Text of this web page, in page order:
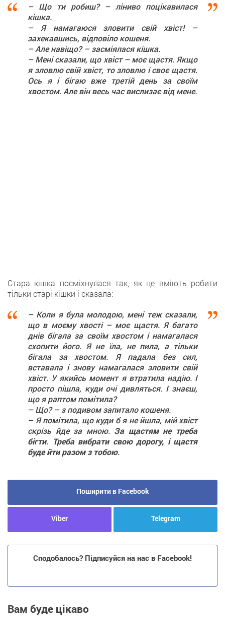
– Що ти робиш? – ліниво поцікавилася
кішка.
– Я намагаюся зловити свій хвіст! –
захекавшись, відповіло кошеня.
– Але навіщо? – засміялася кішка.
– Мені сказали, що хвіст – моє щастя. Якщо
я зловлю свій хвіст, то зловлю і своє щастя.
Ось я і бігаю вже третій день за своїм
хвостом. Але він весь час вислизає від мене.
Стара кішка посміхнулася так, як це вміють робити
тільки старі кішки і сказала:
– Коли я була молодою, мені теж сказали,
що в моєму хвості – моє щастя. Я багато
днів бігала за своїм хвостом і намагалася
схопити його. Я не їла, не пила, а тільки
бігала за хвостом. Я падала без сил,
вставала і знову намагалася зловити свій
хвіст. У якийсь момент я втратила надію. І
просто пішла, куди очі дивляться. І знаєш,
що я раптом помітила?
– Що? – з подивом запитало кошеня.
– Я помітила, що куди б я не йшла, мій хвіст
скрізь йде за мною. За щастям не треба
бігти. Треба вибрати свою дорогу, і щастя
буде йти разом з тобою.
Поширити в Facebook
Viber Telegram
Сподобалось? Підписуйся на нас в Facebook!
Вам буде цікаво